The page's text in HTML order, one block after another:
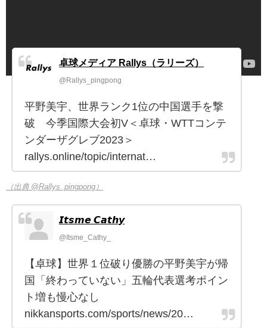
卓球メディア Rallys（ラリーズ）
@Rallys_pingpong
平野美宇、世界ランク1位の中国選手を撃
破 今季国際大会初V＜卓球・WTTコンテ
ンダーザグレブ2023＞
rallys.online/topic/internat…
（出典 @Rallys_pingpong）
𝙄𝙩𝙨𝙢𝙚 𝘾𝙖𝙩𝙝𝙮
@Itsme_Cathy_
【卓球】世界１位破り優勝の平野美宇が帰
国「終わっていない」五輪代表選考ポイン
ト増も慢心なし
nikkansports.com/sports/news/20…